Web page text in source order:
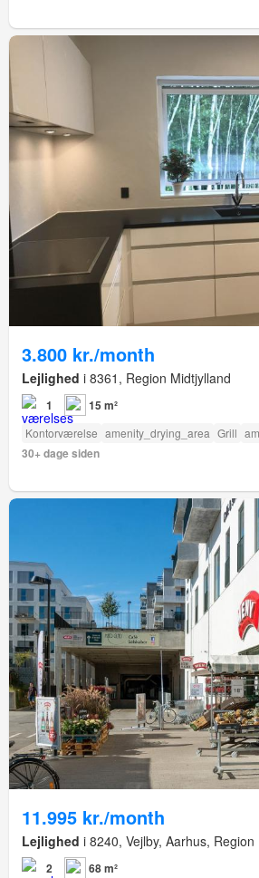
3.800 kr./month
Lejlighed i 8361, Region Midtjylland
1 15 m²
Kontorværelse amenity_drying_area Grill
30+ dage siden
11.995 kr./month
Lejlighed i 8240, Vejlby, Aarhus, Region
2 68 m²